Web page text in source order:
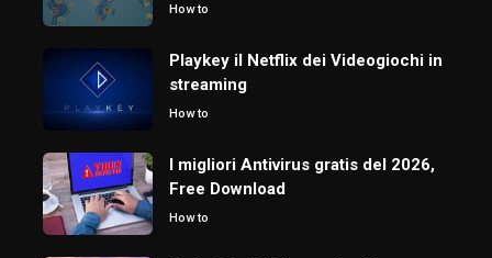
How to
Playkey il Netflix dei Videogiochi in
streaming
How to
I migliori Antivirus gratis del 2026,
Free Download
How to